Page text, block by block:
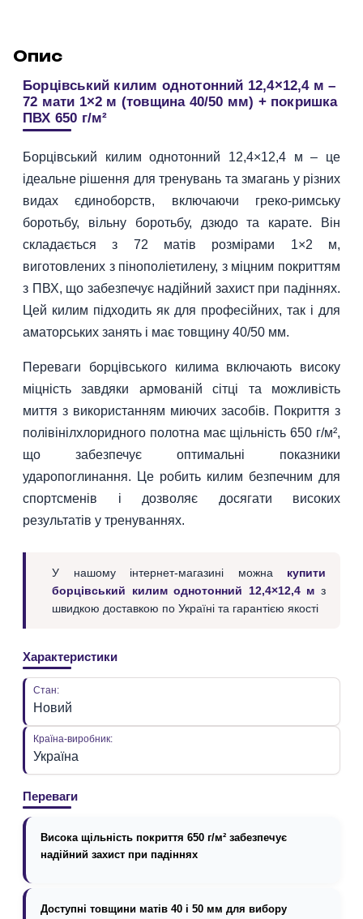
Опис
Борцівський килим однотонний 12,4×12,4 м –
72 мати 1×2 м (товщина 40/50 мм) + покришка
ПВХ 650 г/м²
Борцівський килим однотонний 12,4×12,4 м – це
ідеальне рішення для тренувань та змагань у різних
видах єдиноборств, включаючи греко-римську
боротьбу, вільну боротьбу, дзюдо та карате. Він
складається з 72 матів розмірами 1×2 м,
виготовлених з пінополіетилену, з міцним покриттям
з ПВХ, що забезпечує надійний захист при падіннях.
Цей килим підходить як для професійних, так і для
аматорських занять і має товщину 40/50 мм.
Переваги борцівського килима включають високу
міцність завдяки армованій сітці та можливість
миття з використанням миючих засобів. Покриття з
полівінілхлоридного полотна має щільність 650 г/м²,
що забезпечує оптимальні показники
ударопоглинання. Це робить килим безпечним для
спортсменів і дозволяє досягати високих
результатів у тренуваннях.
У нашому інтернет-магазині можна купити
борцівський килим однотонний 12,4×12,4 м з
швидкою доставкою по Україні та гарантією якості
Характеристики
Стан:
Новий
Країна-виробник:
Україна
Переваги
Висока щільність покриття 650 г/м² забезпечує
надійний захист при падіннях
Доступні товщини матів 40 і 50 мм для вибору